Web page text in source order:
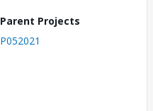
Parent Projects
P052021